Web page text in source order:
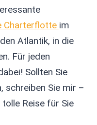
Charterflotte im
Atlantik, in die
Für jeden
Sollten Sie
schreiben Sie mir –
Reise für Sie